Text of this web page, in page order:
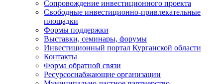
Сопровождение инвестиционного проекта
Свободные инвестиционно-привлекательные
площадки
Формы поддержки
Выставки, семинары, форумы
Инвестиционный портал Курганской области
Контакты
Форма обратной связи
Ресурсоснабжающие организации